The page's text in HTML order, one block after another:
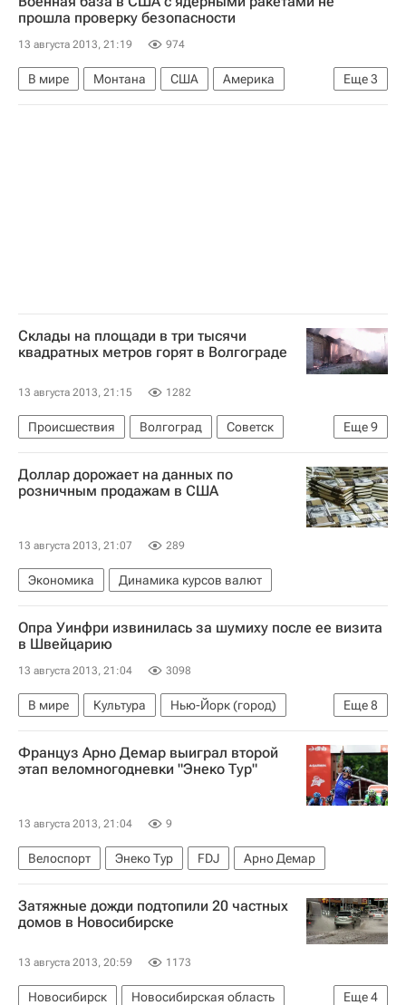
Чемпионат мира по легкой атлетике в Москве
Чемпионат мира по лёгкой атлетике
Сборная России по лёгкой атлетике
Елена Коробкина
прошла проверку безопасности
13 августа 2013, 21:19 974
Еще3
В мире Монтана США
Америка
Весь мир
Северная Америка
Склады на площади в три тысячи
квадратных метров горят в Волгограде
13 августа 2013, 21:15 1282
Еще9
Происшествия Волгоград
Советск
Советский район
Кировская область
Весь мир
Европа
Волгоградская область
Россия
Доллар дорожает на данных по
розничным продажам в США
13 августа 2013, 21:07 289
Экономика Динамика курсов валют
Опра Уинфри извинилась за шумиху после ее визита
в Швейцарию
13 августа 2013, 21:04 3098
Еще8
В мире Культура
Нью-Йорк (город)
Швейцария
Америка
Европа
Нью-Йорк (штат)
Северная Америка
США
Француз Арно Демар выиграл второй
этап веломногодневки "Энеко Тур"
13 августа 2013, 21:04 9
Велоспорт Энеко Тур FDJ Арно Демар
Затяжные дожди подтопили 20 частных
домов в Новосибирске
13 августа 2013, 20:59 1173
Еще4
Новосибирск
Новосибирская область